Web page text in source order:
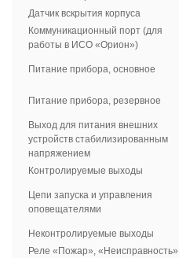
Датчик вскрытия корпуса
Коммуникационный порт (для
работы в ИСО «Орион»)
Питание прибора, основное
Питание прибора, резервное
Выход для питания внешних
устройств стабилизированным
напряжением
Контролируемые выходы
Цепи запуска и управления
оповещателями
Неконтролируемые выходы
Реле «Пожар», «Неисправность»